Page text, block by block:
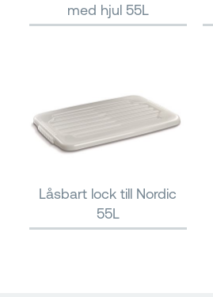
med hjul 55L
Låsbart lock till Nordic
55L